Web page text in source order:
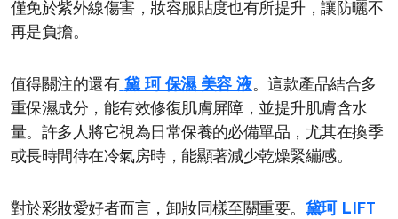
僅免於紫外線傷害，妝容服貼度也有所提升，讓防曬不
再是負擔。
值得關注的還有 黛 珂 保濕 美容 液。這款產品結合多
重保濕成分，能有效修復肌膚屏障，並提升肌膚含水
量。許多人將它視為日常保養的必備單品，尤其在換季
或長時間待在冷氣房時，能顯著減少乾燥緊繃感。
對於彩妝愛好者而言，卸妝同樣至關重要。 黛珂 LIFT